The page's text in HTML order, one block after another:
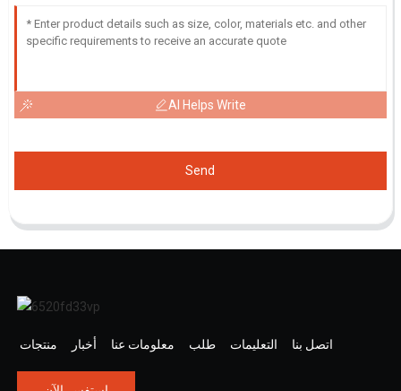
AI Helps Write
Send
منتجات أخبار معلومات عنا طلب التعليمات اتصل بنا